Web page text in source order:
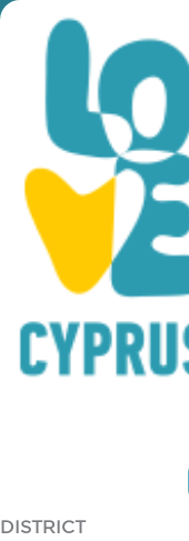
You are here: Home »
Gastronomy
» KAVA
KAVA CAFE
DISTRICT